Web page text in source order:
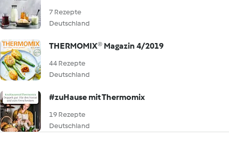
7 Rezepte
Deutschland
THERMOMIX® Magazin 4/2019
44 Rezepte
Deutschland
#zuHause mit Thermomix
19 Rezepte
Deutschland